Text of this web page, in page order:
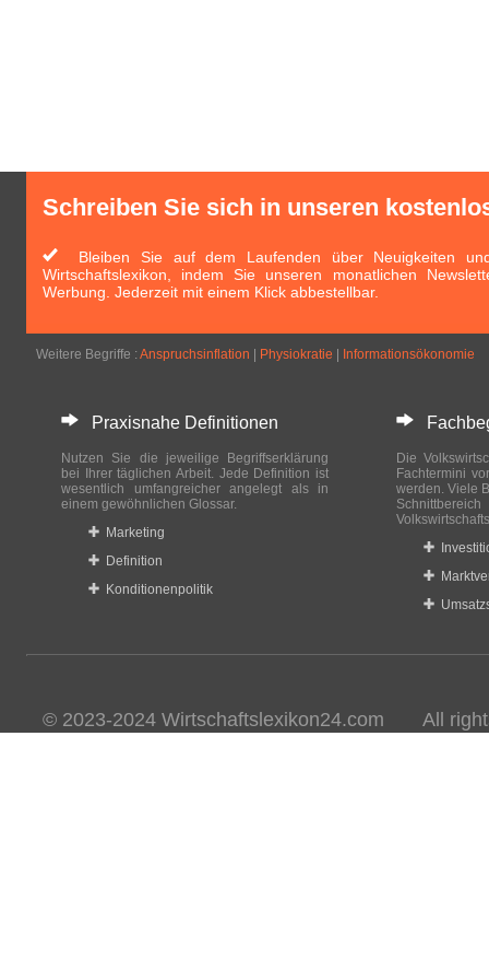
Schreiben Sie sich in unseren
Bleiben Sie auf dem Laufenden über Neuigkeiten
Wirtschaftslexikon, indem Sie unseren monatlichen
Werbung. Jederzeit mit einem Klick abbestellbar.
Weitere Begriffe : Anspruchsinflation Physiokratie Informationsökonomie
Praxisnahe Definitionen
Nutzen Sie die jeweilige Begriffserklärung
bei Ihrer täglichen Arbeit. Jede Definition ist
wesentlich umfangreicher angelegt als in
einem gewöhnlichen Glossar.
Marketing
Definition
Konditionenpolitik
Die
Fachtermini
werden. Viele
© 2023-2024 Wirtschaftslexikon24.com All